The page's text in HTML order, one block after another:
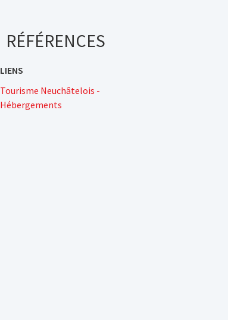
RÉFÉRENCES
LIENS
Tourisme Neuchâtelois -
Hébergements